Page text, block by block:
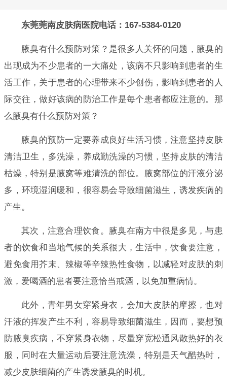
东莞莞南皮肤病医院电话：167-5384-0120
腋臭有什么预防对策？是很多人关怀的问题，腋臭的
出现成为不少患者的一大痛处，该病不只影响到患者的生
活工作，关于患者的心理带来不少创伤，影响到患者的人
际交往，做好该病的防治工作是每个患者都应注意的。那
么腋臭有什么预防对策？
腋臭的预防一定要养成良好生活习惯，注意坚持皮肤
清洁卫生，多洗澡，养成勤洗澡的习惯，坚持皮肤的清洁
枯燥，特别是腋窝等难清洗的部位。腋窝部位的汗液分泌
多，环境湿润暖和，很容易会导致细菌滋生，诱发疾病的
产生。
其次，注意合理饮食。腋臭在南方中很是多见，与患
者的饮食和当地气候的关系很大，生活中，饮食要注意，
避免食用芥末、辣椒等辛辣热性食物，以减轻对皮肤的刺
激，爱喝酒的患者要注意恰当戒酒，以免加重病情。
此外，青年男女穿紧身衣，会加大皮肤的摩擦，也对
汗液的挥发产生不利，容易导致细菌滋生，因而，要想预
防腋臭疾病，不穿紧身衣物，尽量穿宽松通风散热好的衣
服，同时在大量运动后要注意洗澡，特别是天气酷热时，
减少皮肤细菌的产生诱发腋臭的时机。